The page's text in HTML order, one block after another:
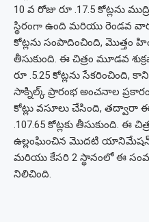
10 వ రోజు రూ .17.5 కోట్లను
స్థిరంగా ఉంది మరియు రెండవ
కోట్లను సంపాదించింది, మొత్తం
తీసుకుంది. ఈ చిత్రం మూడవ
రూ .5.25 కోట్లను సేకరించింది,
సాక్నిల్క్ ప్రారంభ అంచనాల
కోట్లు వసూలు చేసింది, తద్వారా
.107.65 కోట్లకు తీసుకుంది. ఈ
ఉల్లంఘించిన మొదటి
మరియు కేసరి 2 స్థానంలో ఈ
నిలిచింది.